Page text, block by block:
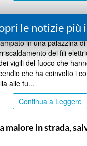
i contatori
intossicati
in una palazzina
dei fili
vigili del fuoco che
che ha coinvolto i
alle tu...
Continua a Leggere
malore in strada,
le notizie più